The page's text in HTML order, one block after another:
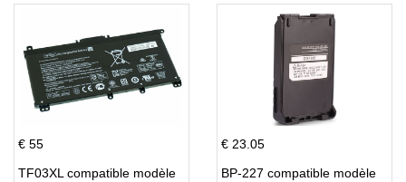
€ 55
TF03XL compatible modèle
€ 23.05
BP-227 compatible modèle